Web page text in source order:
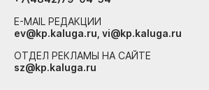
E-MAIL РЕДАКЦИИ
ev@kp.kaluga.ru, vi@kp.kaluga.ru
ОТДЕЛ РЕКЛАМЫ НА САЙТЕ
sz@kp.kaluga.ru